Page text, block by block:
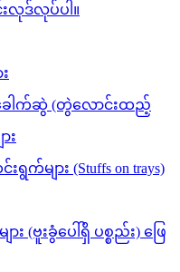
လုဒ်လုပ်ပါ။
ခေါက်ဆွဲ (တွဲလောင်းထည့်
း
က်များ (Stuffs on trays)
(ဗူးခွံပေါ်ရှိ ပစ္စည်း) ဖြေ